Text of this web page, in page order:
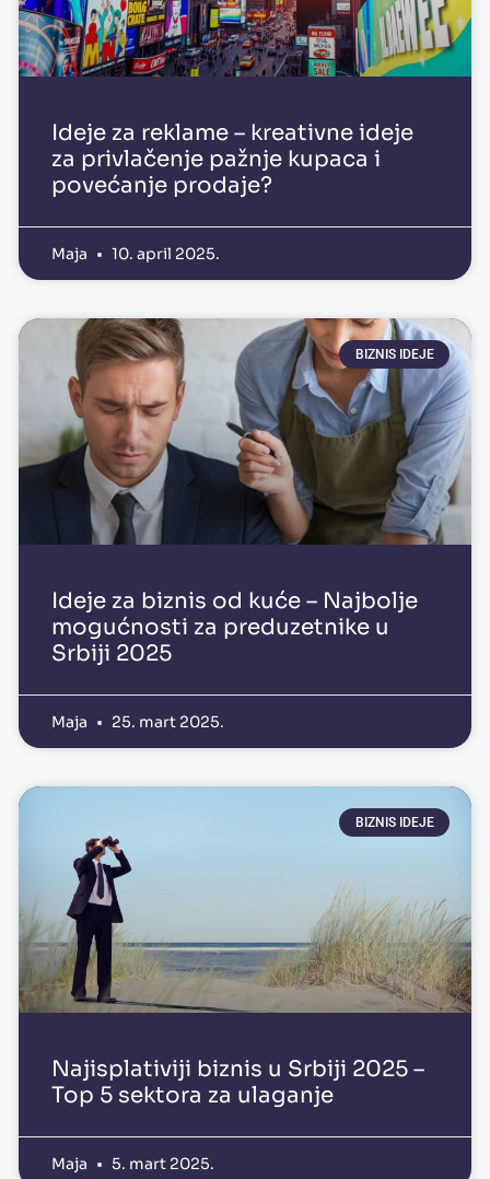
Ideje za reklame – kreativne ideje
za privlačenje pažnje kupaca i
povećanje prodaje?
Maja 10. april 2025.
BIZNIS IDEJE
Ideje za biznis od kuće – Najbolje
mogućnosti za preduzetnike u
Srbiji 2025
Maja 25. mart 2025.
BIZNIS IDEJE
Najisplativiji biznis u Srbiji 2025 –
Top 5 sektora za ulaganje
Maja 5. mart 2025.